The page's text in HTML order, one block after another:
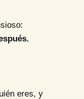
eres, y